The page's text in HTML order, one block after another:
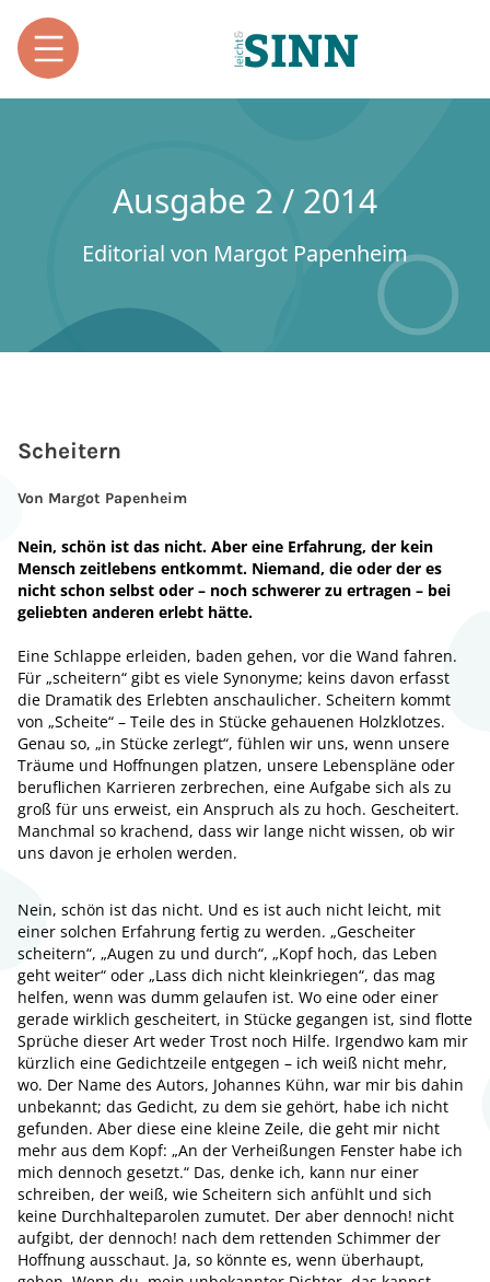
Ausgabe 2 / 2014
Editorial von Margot Papenheim
Scheitern
Von Margot Papenheim
Nein, schön ist das nicht. Aber eine Erfahrung, der kein
Mensch zeitlebens entkommt. Niemand, die oder der es
nicht schon selbst oder – noch schwerer zu ertragen – bei
geliebten anderen erlebt hätte.
Eine Schlappe erleiden, baden gehen, vor die Wand fahren.
Für „scheitern“ gibt es viele Synonyme; keins davon erfasst
die Dramatik des Erlebten anschaulicher. Scheitern kommt
von „Scheite“ – Teile des in Stücke gehauenen Holzklotzes.
Genau so, „in Stücke zerlegt“, fühlen wir uns, wenn unsere
Träume und Hoffnungen platzen, unsere Lebenspläne oder
beruflichen Karrieren zerbrechen, eine Aufgabe sich als zu
groß für uns erweist, ein Anspruch als zu hoch. Gescheitert.
Manchmal so krachend, dass wir lange nicht wissen, ob wir
uns davon je erholen werden.
Nein, schön ist das nicht. Und es ist auch nicht leicht, mit
einer solchen Erfahrung fertig zu werden. „Gescheiter
scheitern“, „Augen zu und durch“, „Kopf hoch, das Leben
geht weiter“ oder „Lass dich nicht kleinkriegen“, das mag
helfen, wenn was dumm gelaufen ist. Wo eine oder einer
gerade wirklich gescheitert, in Stücke gegangen ist, sind flotte
Sprüche dieser Art weder Trost noch Hilfe. Irgendwo kam mir
kürzlich eine Gedichtzeile entgegen – ich weiß nicht mehr,
wo. Der Name des Autors, Johannes Kühn, war mir bis dahin
unbekannt; das Gedicht, zu dem sie gehört, habe ich nicht
gefunden. Aber diese eine kleine Zeile, die geht mir nicht
mehr aus dem Kopf: „An der Verheißungen Fenster habe ich
mich dennoch gesetzt.“ Das, denke ich, kann nur einer
schreiben, der weiß, wie Scheitern sich anfühlt und sich
keine Durchhalteparolen zumutet. Der aber dennoch! nicht
aufgibt, der dennoch! nach dem rettenden Schimmer der
Hoffnung ausschaut. Ja, so könnte es, wenn überhaupt,